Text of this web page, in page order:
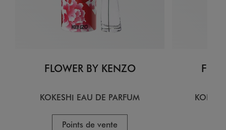
FLOWER BY KENZO
KOKESHI EAU DE PARFUM
Points de vente